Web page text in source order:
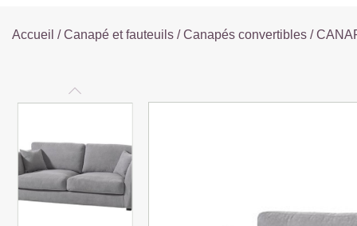
Accueil /Canapé et fauteuils /Canapés convertibles /